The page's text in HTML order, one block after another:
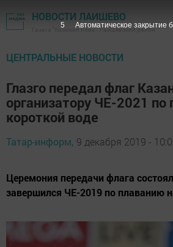
НОВОСТИ ЛАИШЕВО
Газета "Камская новь"- Лаишевский район
ЦЕНТРАЛЬНЫЕ НОВОСТИ
Глазго передал флаг
организатору ЧЕ-2021 по
короткой воде
Татар-информ, 9 декабря 2019 -
Церемония передачи флага
завершился ЧЕ-2019 по плаванию
3 Автоматическое закрытие